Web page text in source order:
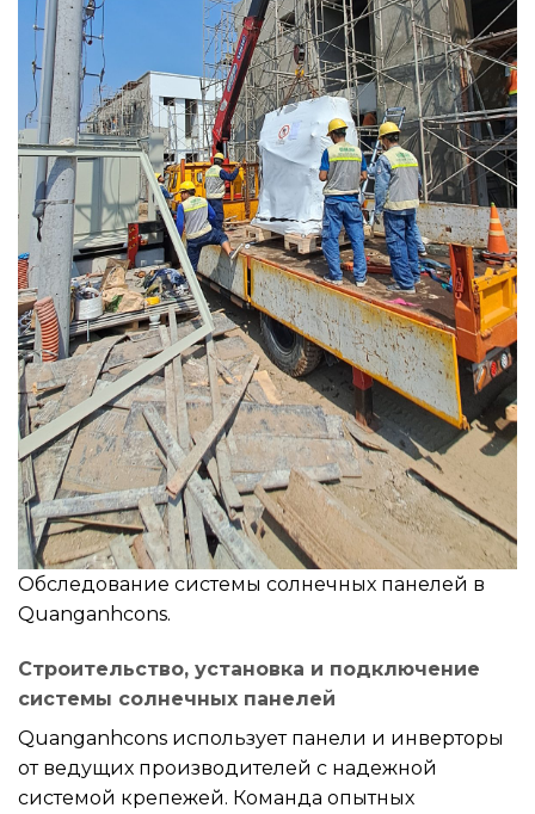
Обследование системы солнечных панелей в
Quanganhcons.
Строительство, установка и подключение
системы солнечных панелей
Quanganhcons использует панели и инверторы
от ведущих производителей с надежной
системой крепежей. Команда опытных